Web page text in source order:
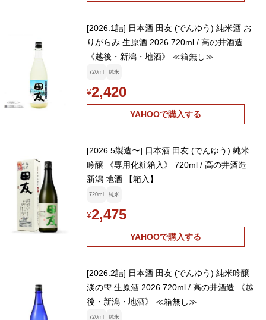
[2026.1詰] 日本酒 田友 (でんゆう) 純米酒 お
りがらみ 生原酒 2026 720ml / 高の井酒造
《越後・新潟・地酒》 ≪箱無し≫
720ml 純米
¥2,420
YAHOOで購入する
[2026.5製造〜] 日本酒 田友 (でんゆう) 純米
吟醸 《専用化粧箱入》 720ml / 高の井酒造
新潟 地酒 【箱入】
720ml 純米
¥2,475
YAHOOで購入する
[2026.2詰] 日本酒 田友 (でんゆう) 純米吟醸
淡の雫 生原酒 2026 720ml / 高の井酒造 《越
後・新潟・地酒》 ≪箱無し≫
720ml 純米